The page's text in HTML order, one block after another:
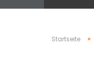
Startseite »